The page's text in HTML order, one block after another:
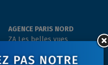
AGENCE PARIS NORD
ZA Les belles vues
91290 ARPAJON